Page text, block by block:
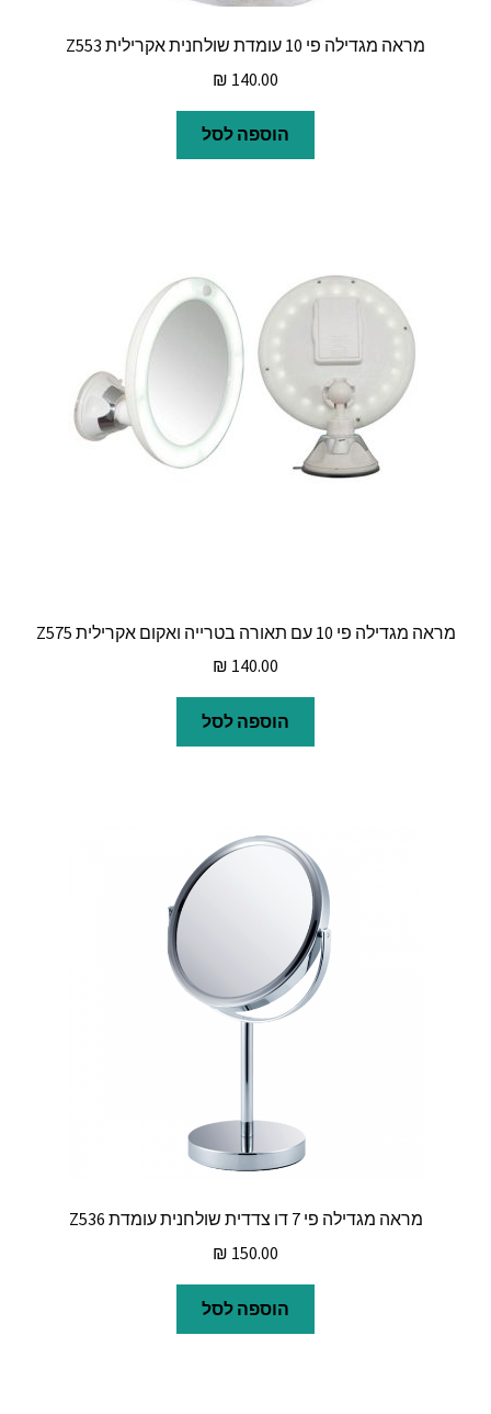
מראה מגדילה פי 10 עומדת שולחנית אקרילית Z553
₪ 140.00
הוספה לסל
מראה מגדילה פי 10 עם תאורה בטרייה ואקום אקרילית Z575
₪ 140.00
הוספה לסל
מראה מגדילה פי 7 דו צדדית שולחנית עומדת Z536
₪ 150.00
הוספה לסל